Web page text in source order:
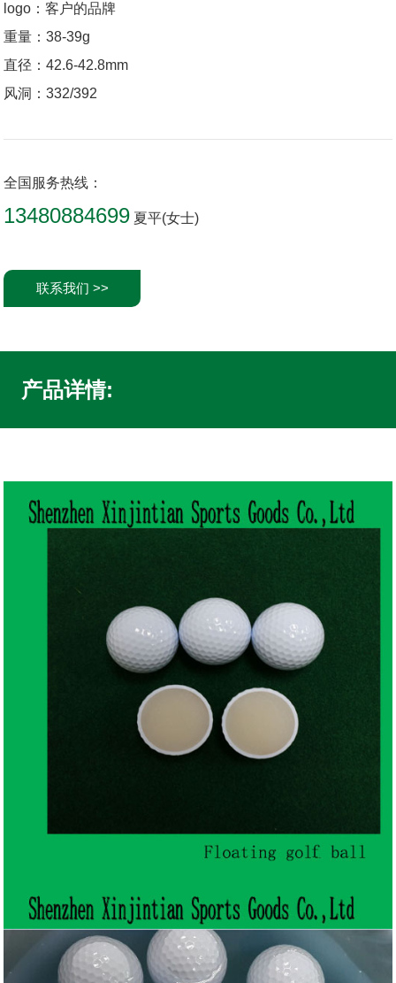
logo：客户的品牌
重量：38-39g
直径：42.6-42.8mm
风洞：332/392
全国服务热线：
13480884699 夏平(女士)
联系我们 >>
产品详情: